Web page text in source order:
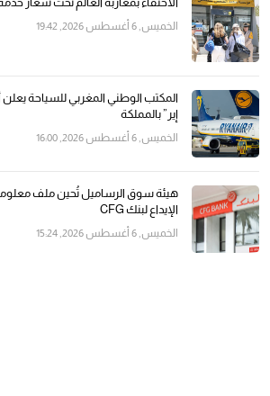
الخميس, 6 أغسطس 2026, 19:42
المكتب الوطني المغربي للسياحة
إير” بالمملكة
الخميس, 6 أغسطس 2026, 16:00
هيئة سوق الرساميل تُحين ملف
الإيداع لبنك CFG
الخميس, 6 أغسطس 2026, 15:24